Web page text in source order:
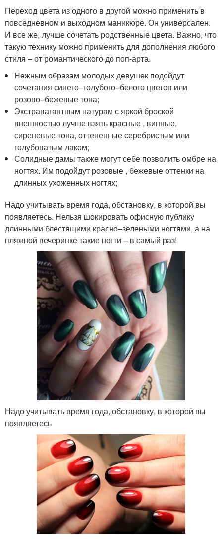
Переход цвета из одного в другой можно применить в
повседневном и выходном маникюре. Он универсален.
И все же, лучше сочетать родственные цвета. Важно, что
такую технику можно применить для дополнения любого
стиля – от романтического до поп-арта.
Нежным образам молодых девушек подойдут
сочетания синего–голубого–белого цветов или
розово–бежевые тона;
Экстравагантным натурам с яркой броской
внешностью лучше взять красные , винные,
сиреневые тона, оттененные серебристым или
голубоватым лаком;
Солидные дамы также могут себе позволить омбре на
ногтях. Им подойдут розовые , бежевые оттенки на
длинных ухоженных ногтях;
Надо учитывать время года, обстановку, в которой вы
появляетесь. Нельзя шокировать офисную публику
длинными блестящими красно–зелеными ногтями, а на
пляжной вечеринке такие ногти – в самый раз!
Надо учитывать время года, обстановку, в которой вы
появляетесь